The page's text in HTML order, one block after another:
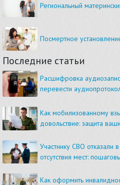
Региональный
Посмертное
Последние статьи
Расшифровка
перевести
Как мобилизованному
довольствие: защита
Участнику СВО отказали
отсутствия мест:
Как оформить